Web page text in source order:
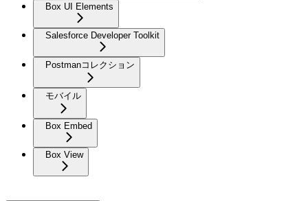
Box UI Elements
Salesforce Developer Toolkit
Postmanコレクション
モバイル
Box Embed
Box View